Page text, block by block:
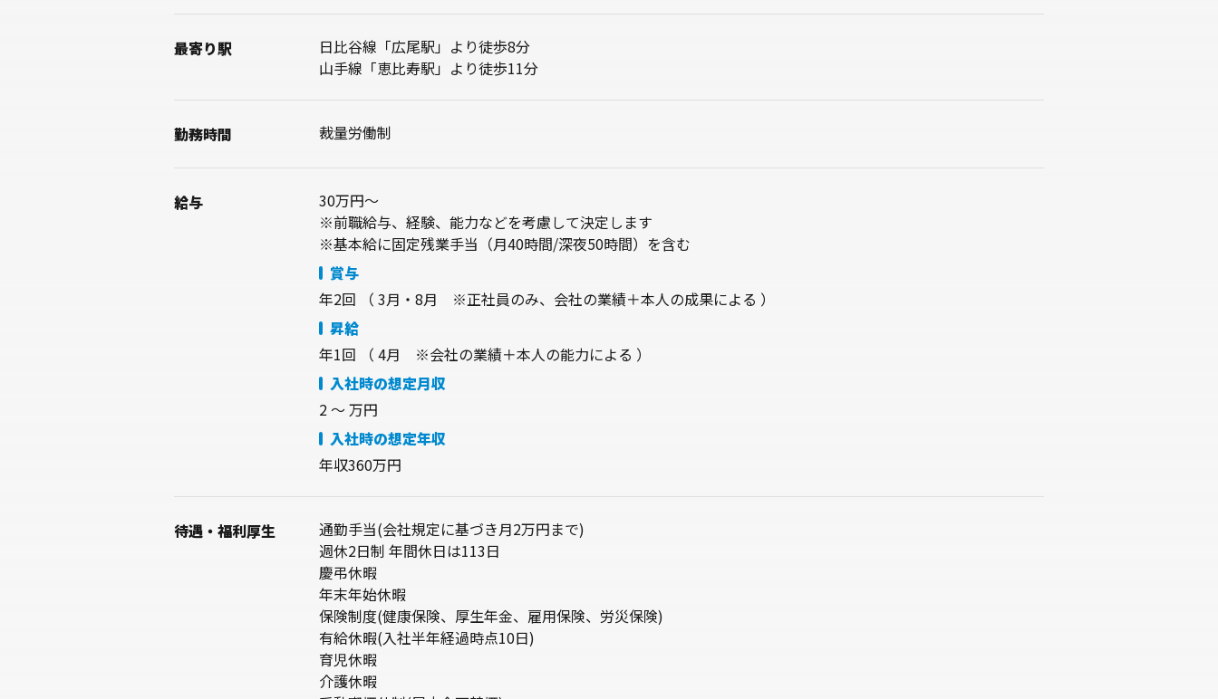
最寄り駅
日比谷線「広尾駅」より徒歩8分
山手線「恵比寿駅」より徒歩11分
勤務時間 裁量労働制
給与
30万円～
※前職給与、経験、能力などを考慮して決定します
※基本給に固定残業手当（月40時間/深夜50時間）を含む
賞与
年2回
（ 3月・8月 ※正社員のみ、会社の業績＋本人の成果による ）
昇給
年1回 （ 4月 ※会社の業績＋本人の能力による ）
入社時の想定月収
2 〜 万円
入社時の想定年収
年収360万円
待遇・ 福利厚生
通勤手当(会社規定に基づき月2万円まで)
週休2日制 年間休日は113日
慶弔休暇
年末年始休暇
保険制度(健康保険、厚生年金、雇用保険、労災保険)
有給休暇(入社半年経過時点10日)
育児休暇
介護休暇